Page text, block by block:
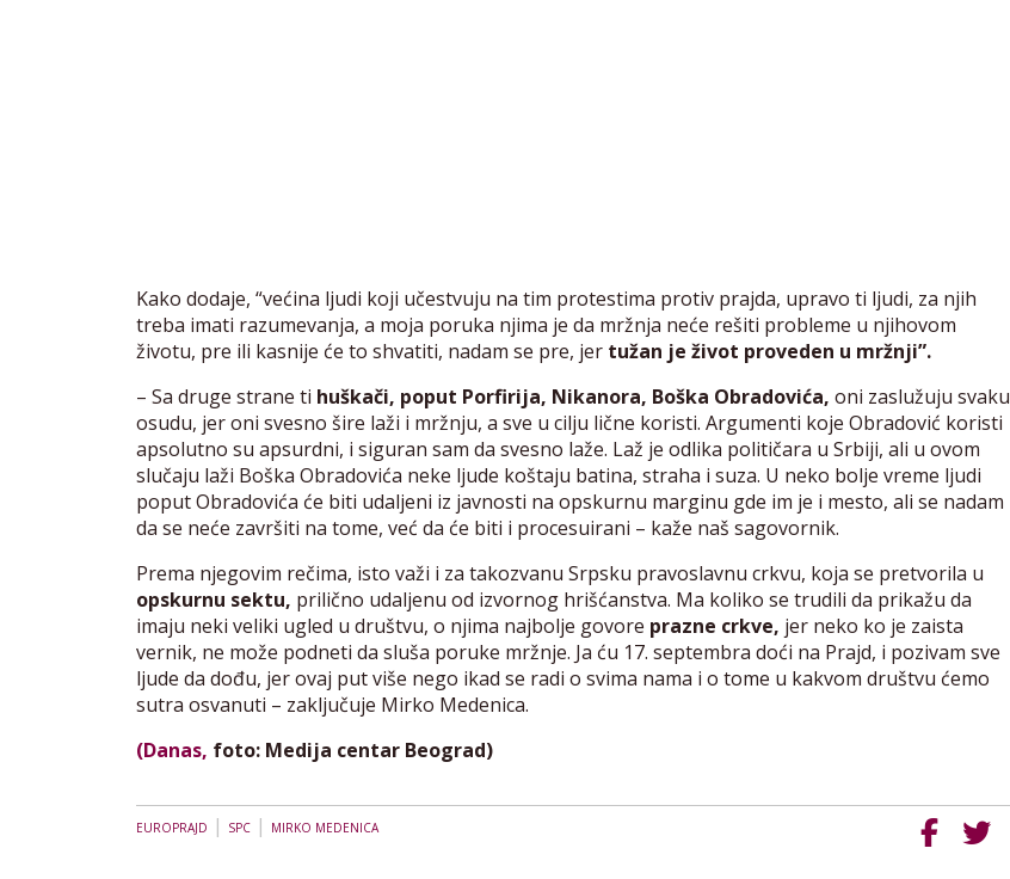
Kako dodaje, “većina ljudi koji učestvuju na tim protestima protiv prajda, upravo ti ljudi, za njih
treba imati razumevanja, a moja poruka njima je da mržnja neće rešiti probleme u njihovom
životu, pre ili kasnije će to shvatiti, nadam se pre, jer tužan je život proveden u mržnji”.
– Sa druge strane ti huškači, poput Porfirija, Nikanora, Boška Obradovića, oni zaslužuju svaku
osudu, jer oni svesno šire laži i mržnju, a sve u cilju lične koristi. Argumenti koje Obradović koristi
apsolutno su apsurdni, i siguran sam da svesno laže. Laž je odlika političara u Srbiji, ali u ovom
slučaju laži Boška Obradovića neke ljude koštaju batina, straha i suza. U neko bolje vreme ljudi
poput Obradovića će biti udaljeni iz javnosti na opskurnu marginu gde im je i mesto, ali se nadam
da se neće završiti na tome, već da će biti i procesuirani – kaže naš sagovornik.
Prema njegovim rečima, isto važi i za takozvanu Srpsku pravoslavnu crkvu, koja se pretvorila u
opskurnu sektu, prilično udaljenu od izvornog hrišćanstva. Ma koliko se trudili da prikažu da
imaju neki veliki ugled u društvu, o njima najbolje govore prazne crkve, jer neko ko je zaista
vernik, ne može podneti da sluša poruke mržnje. Ja ću 17. septembra doći na Prajd, i pozivam sve
ljude da dođu, jer ovaj put više nego ikad se radi o svima nama i o tome u kakvom društvu ćemo
sutra osvanuti – zaključuje Mirko Medenica.
(Danas, foto: Medija centar Beograd)
EUROPRAJD | SPC | MIRKO MEDENICA